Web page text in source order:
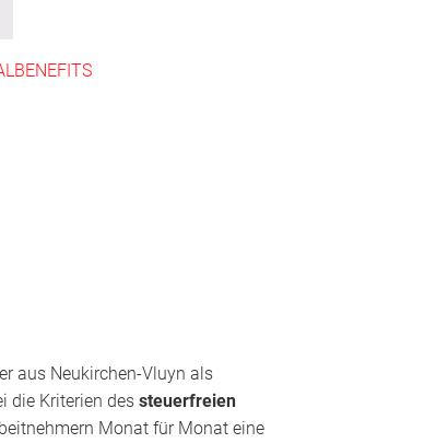
aus Neukirchen-Vluyn als
die Kriterien des steuerfreien
Monat für Monat eine